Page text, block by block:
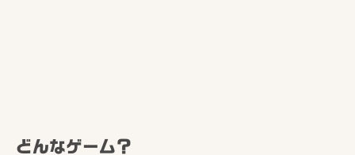
どんなゲーム？